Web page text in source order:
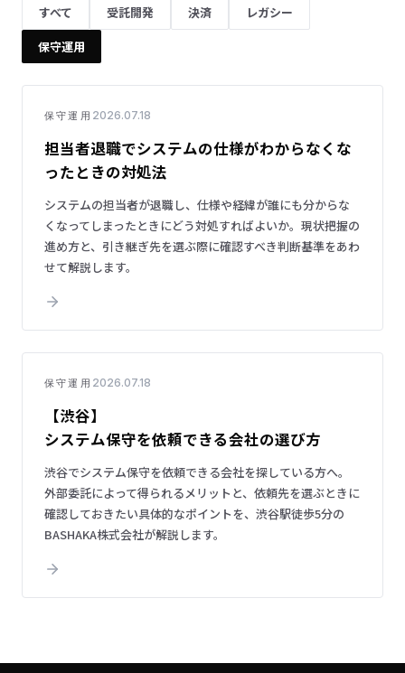
すべて 受託開発 決済
レガシー
保守運用
保守運用 2026.07.18
担当者退職でシステムの仕様がわからなくな
ったときの対処法
システムの担当者が退職し、仕様や経緯が誰にも分からな
くなってしまったときにどう対処すればよいか。現状把握の
進め方と、引き継ぎ先を選ぶ際に確認すべき判断基準をあわ
せて解説します。
保守運用 2026.07.18
【渋谷】
システム保守を依頼できる会社の選び方
渋谷でシステム保守を依頼できる会社を探している方へ。
外部委託によって得られるメリットと、依頼先を選ぶときに
確認しておきたい具体的なポイントを、渋谷駅徒歩5分の
BASHAKA株式会社が解説します。